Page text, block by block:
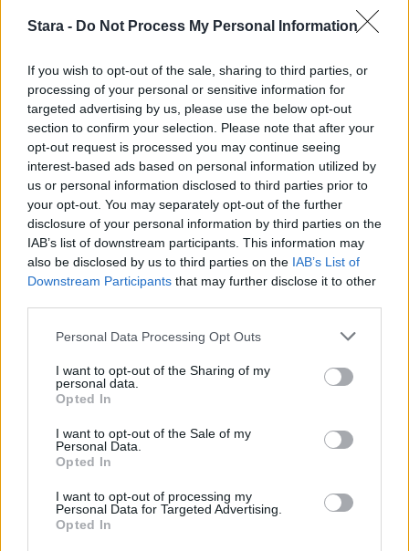
Stara - Do Not Process My Personal Information
If you wish to opt-out of the sale, sharing to third parties, or
processing of your personal or sensitive information for
targeted advertising by us, please use the below opt-out
section to confirm your selection. Please note that after your
opt-out request is processed you may continue seeing
interest-based ads based on personal information utilized by
us or personal information disclosed to third parties prior to
your opt-out. You may separately opt-out of the further
disclosure of your personal information by third parties on the
IAB’s list of downstream participants. This information may
also be disclosed by us to third parties on the IAB’s List of
Downstream Participants that may further disclose it to other
Personal Data Processing Opt Outs
I want to opt-out of the Sharing of my
personal data.
Opted In
I want to opt-out of the Sale of my
Personal Data.
Opted In
I want to opt-out of processing my
Personal Data for Targeted Advertising.
Opted In
Kuutti ilmestyi jälleen rannalle
uteiliailta
Viihdeuutiset
Kuutti löydettiin uimarannalta
Kotkassa – vietiin Korkeasaaren